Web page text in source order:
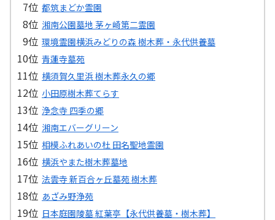
都筑まどか霊園
湘南公園墓地 茅ヶ崎第二霊園
環境霊園横浜みどりの森 樹木葬・永代供養墓
青蓮寺墓苑
横須賀久里浜 樹木葬永久の郷
小田原樹木葬てらす
浄念寺 四季の郷
湘南エバーグリーン
相模ふれあいの杜 田名聖地霊園
横浜やまた樹木葬墓地
法雲寺 新百合ヶ丘墓苑 樹木葬
あざみ野浄苑
日本庭園陵墓 紅葉亭【永代供養墓・樹木葬】